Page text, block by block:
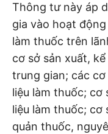
Thông tư này áp
gia vào hoạt
làm thuốc trên
cơ sở sản xuất,
trung gian; các
liệu làm thuốc; cơ
liệu làm thuốc; cơ
quản thuốc,